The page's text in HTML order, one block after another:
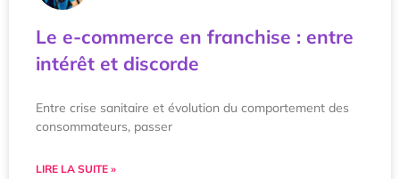
Le e-commerce en franchise : entre
intérêt et discorde
Entre crise sanitaire et évolution du comportement des
consommateurs, passer
LIRE LA SUITE »